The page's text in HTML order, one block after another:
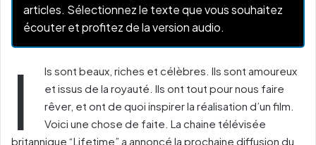
articles. Sélectionnez le texte que vous souhaitez
écouter et profitez de la version audio.
I
ls sont beaux, riches et célèbres. Ils sont amoureux
et issus de la royauté. Ils ont tout pour nous faire
rêver, et ont de quoi inspirer la réalisation d’un film.
Voici une chose de faite. La chaine télévisée
britannique “Lifetime” a annoncé la prochaine diffusion du